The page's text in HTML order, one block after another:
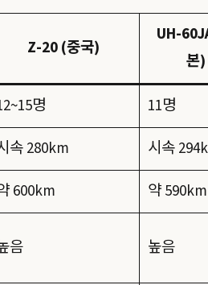
Z-20 (중국)
UH-
본)
명 11명
속 280km 시속
600km 약 590km
음 높음